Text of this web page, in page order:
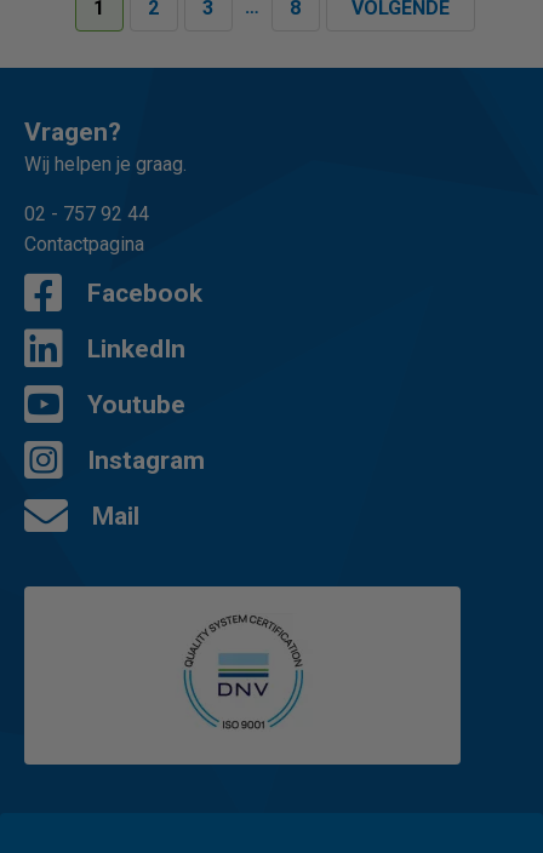
1 2 3 … 8 VOLGENDE
Vragen?
Wij helpen je graag.
02 - 757 92 44
Contactpagina
Facebook
LinkedIn
Youtube
Instagram
Mail